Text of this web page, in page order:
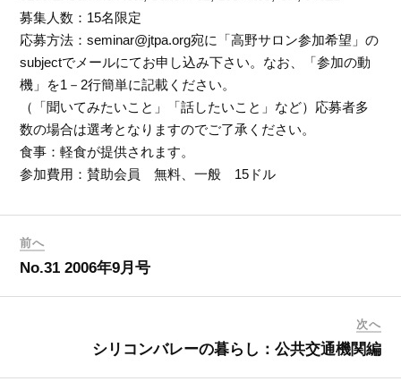
募集人数：15名限定
応募方法：seminar@jtpa.org宛に「高野サロン参加希望」の
subjectでメールにてお申し込み下さい。なお、「参加の動
機」を1－2行簡単に記載ください。
（「聞いてみたいこと」「話したいこと」など）応募者多
数の場合は選考となりますのでご了承ください。
食事：軽食が提供されます。
参加費用：賛助会員 無料、一般 15ドル
前へ
No.31 2006年9月号
次へ
シリコンバレーの暮らし：公共交通機関編